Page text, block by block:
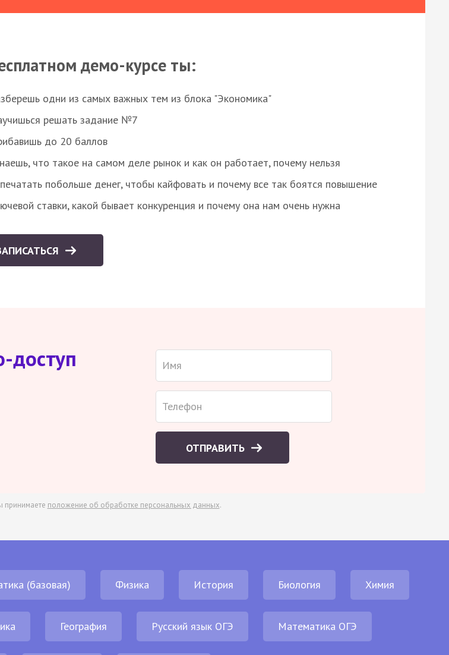
демо-курсе ты:
одни из самых важных тем из блока "Экономика"
решать задание №7
до 20 баллов
что такое на самом деле рынок и как он работает, почему нельзя
побольше денег, чтобы кайфовать и почему все так боятся повышение
ставки, какой бывает конкуренция и почему она нам очень нужна
доступ
ОТПРАВИТЬ
принимаете положение об обработке персональных данных.
(базовая) Физика История Биология Химия
География Русский язык ОГЭ Математика ОГЭ